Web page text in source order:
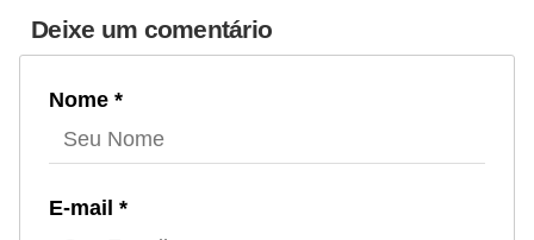
Deixe um comentário
Nome *
E-mail *